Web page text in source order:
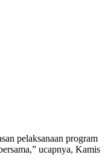
pelaksanaan program
ucapnya, Kamis